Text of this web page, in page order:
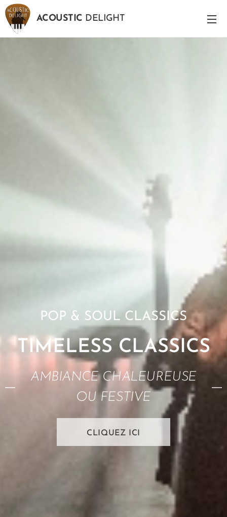
ACOUSTIC DELIGHT
POP & SOUL CLASSICS
TIMELESS CLASSICS
AMBIANCE CHALEUREUSE
OU FESTIVE
CLIQUEZ ICI